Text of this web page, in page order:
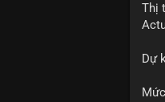
tích
Thị
Dự